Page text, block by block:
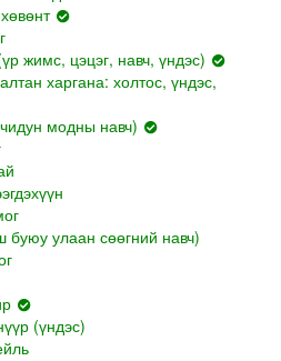
жимс, цэцэг, навч, үндэс)
харгана: холтос, үндэс,
модны навч)
буюу улаан сөөгний навч)
(үндэс)